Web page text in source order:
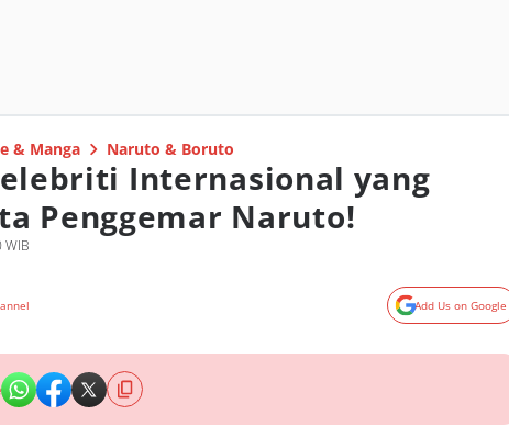
& Manga Naruto & Boruto
Internasional yang
Penggemar Naruto!
WIB
Add Us on Google